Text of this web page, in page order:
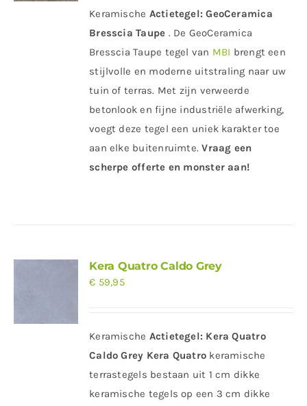
Keramische Actietegel: GeoCeramica
Bresscia Taupe . De GeoCeramica
Bresscia Taupe tegel van MBI brengt een
stijlvolle en moderne uitstraling naar uw
tuin of terras. Met zijn verweerde
betonlook en fijne industriële afwerking,
voegt deze tegel een uniek karakter toe
aan elke buitenruimte.Vraag een
scherpe offerte en monster aan!
Kera Quatro Caldo Grey
€ 59,95
Keramische Actietegel: Kera Quatro
Caldo Grey Kera Quatro keramische
terrastegels bestaan uit 1 cm dikke
keramische tegels op een 3 cm dikke